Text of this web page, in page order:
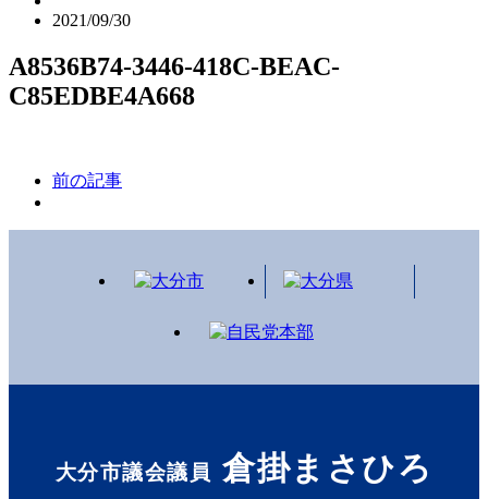
2021/09/30
A8536B74-3446-418C-BEAC-
C85EDBE4A668
前の記事
大分市議会議員 倉掛まさひろ